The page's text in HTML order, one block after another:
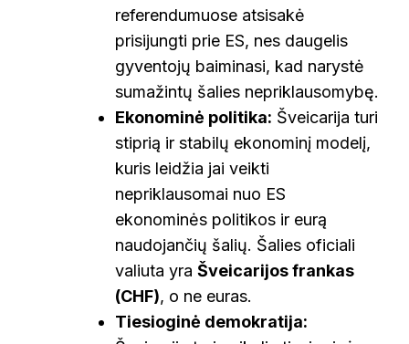
referendumuose atsisakė
prisijungti prie ES, nes daugelis
gyventojų baiminasi, kad narystė
sumažintų šalies nepriklausomybę.
Ekonominė politika: Šveicarija turi
stiprią ir stabilų ekonominį modelį,
kuris leidžia jai veikti
nepriklausomai nuo ES
ekonominės politikos ir eurą
naudojančių šalių. Šalies oficiali
valiuta yra Šveicarijos frankas
(CHF), o ne euras.
Tiesioginė demokratija: